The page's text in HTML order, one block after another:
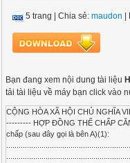
5 trang |Chia sẻ:maudon
Bạn đang xem nội dung tài liệu
tải tài liệu về máy bạn click vào
CỘNG HÒA XÃ HỘI CHỦ NGHĨA
--------- HỢP ĐỒNG THẾ CHẤP
chấp (sau đây gọi là bên A)(1):